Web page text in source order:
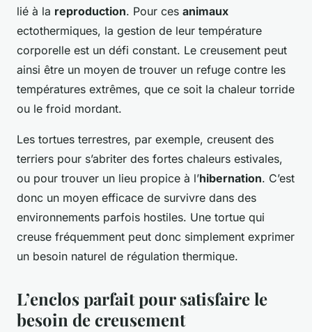
lié à la reproduction. Pour ces animaux
ectothermiques, la gestion de leur température
corporelle est un défi constant. Le creusement peut
ainsi être un moyen de trouver un refuge contre les
températures extrêmes, que ce soit la chaleur torride
ou le froid mordant.
Les tortues terrestres, par exemple, creusent des
terriers pour s’abriter des fortes chaleurs estivales,
ou pour trouver un lieu propice à l’hibernation. C’est
donc un moyen efficace de survivre dans des
environnements parfois hostiles. Une tortue qui
creuse fréquemment peut donc simplement exprimer
un besoin naturel de régulation thermique.
L’enclos parfait pour satisfaire le
besoin de creusement